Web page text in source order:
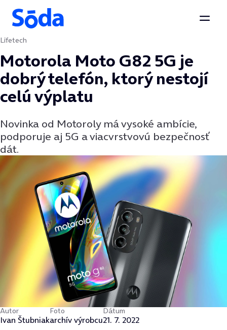
Preskočiť na obsah
Lifetech
Motorola Moto G82 5G je
dobrý telefón, ktorý nestojí
celú výplatu
Novinka od Motoroly má vysoké ambície,
podporuje aj 5G a viacvrstvovú bezpečnosť
dát.
Autor
Ivan Štubniak
Foto
archív výrobcu
Dátum
21. 7. 2022